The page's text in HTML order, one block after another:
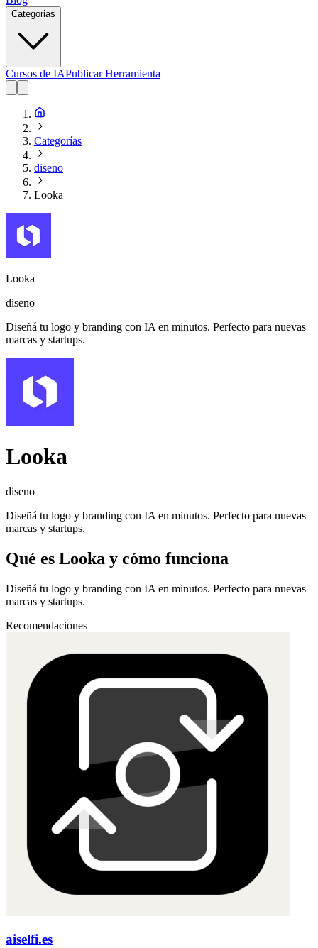
Categorias
Cursos de IAPublicar Herramienta
Categorías
diseno
Looka
Looka
diseno
Diseñá tu logo y branding con IA en minutos. Perfecto para nuevas
marcas y startups.
Looka
diseno
Diseñá tu logo y branding con IA en minutos. Perfecto para nuevas
marcas y startups.
Qué es Looka y cómo funciona
Diseñá tu logo y branding con IA en minutos. Perfecto para nuevas
marcas y startups.
Recomendaciones
aiselfi.es